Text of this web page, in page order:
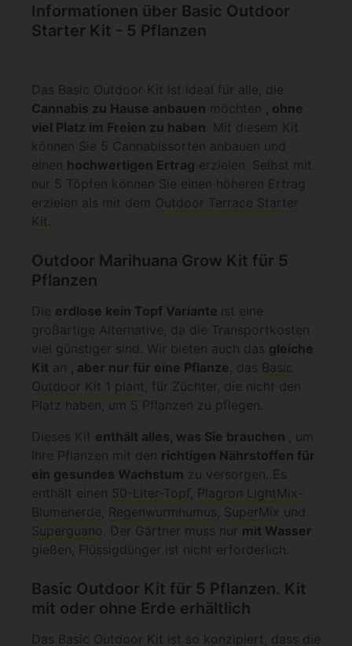
Informationen über Basic Outdoor
Starter Kit - 5 Pflanzen
Das Basic Outdoor Kit ist ideal für alle, die
Cannabis zu Hause anbauen möchten
, ohne
viel Platz im Freien zu haben . Mit diesem Kit
können Sie 5 Cannabissorten anbauen und
einen hochwertigen Ertrag erzielen. Selbst mit
nur 5 Töpfen können Sie einen höheren Ertrag
erzielen als mit dem Outdoor Terrace Starter
Kit
Outdoor Marihuana Grow Kit für 5
Pflanzen
Die erdlose kein Topf Variante ist eine
großartige Alternative, da die Transportkosten
viel günstiger sind. Wir bieten auch das gleiche
Kit an , aber nur für eine Pflanze , das Basic
Outdoor Kit 1 plant
, für Züchter, die nicht den
Platz haben, um 5 Pflanzen zu pflegen.
Dieses Kit enthält alles, was Sie brauchen
, um
Ihre Pflanzen mit den richtigen Nährstoffen für
ein gesundes Wachstum zu versorgen. Es
enthält einen 50-Liter-Topf Plagron LightMix-
Blumenerde Regenwurmhumus SuperMix und
Superguano . Der Gärtner muss nur mit Wasser
gießen, Flüssigdünger ist nicht erforderlich.
Basic Outdoor Kit für 5 Pflanzen. Kit
mit oder ohne Erde erhältlich
Das Basic Outdoor Kit ist so konzipiert, dass die